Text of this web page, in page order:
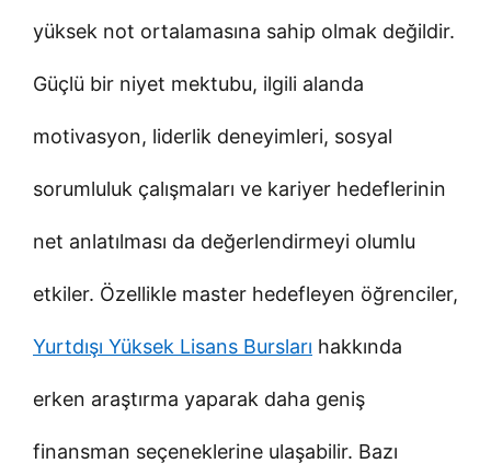
yüksek not ortalamasına sahip olmak değildir.
Güçlü bir niyet mektubu, ilgili alanda
motivasyon, liderlik deneyimleri, sosyal
sorumluluk çalışmaları ve kariyer hedeflerinin
net anlatılması da değerlendirmeyi olumlu
etkiler. Özellikle master hedefleyen öğrenciler,
Yurtdışı Yüksek Lisans Bursları hakkında
erken araştırma yaparak daha geniş
finansman seçeneklerine ulaşabilir. Bazı